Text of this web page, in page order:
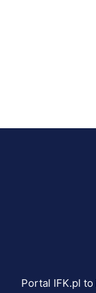
Portal IFK.pl